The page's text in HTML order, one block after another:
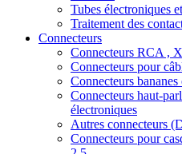
Tubes électroniques
Traitement des
Connecteurs
Connecteurs RCA ,
Connecteurs pour
Connecteurs
Connecteurs haut-
électroniques
Autres connecteurs
Connecteurs pour